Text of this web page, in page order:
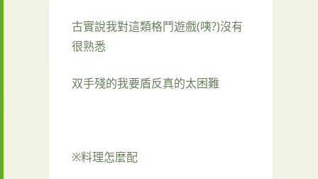
古實說我對這類格鬥遊戲(咦?)沒有
很熟悉
双手殘的我要盾反真的太困難
※料理怎麼配